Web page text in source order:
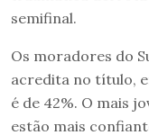
semifinal.
Os moradores do
acredita no título,
é de 42%. O mais
estão mais